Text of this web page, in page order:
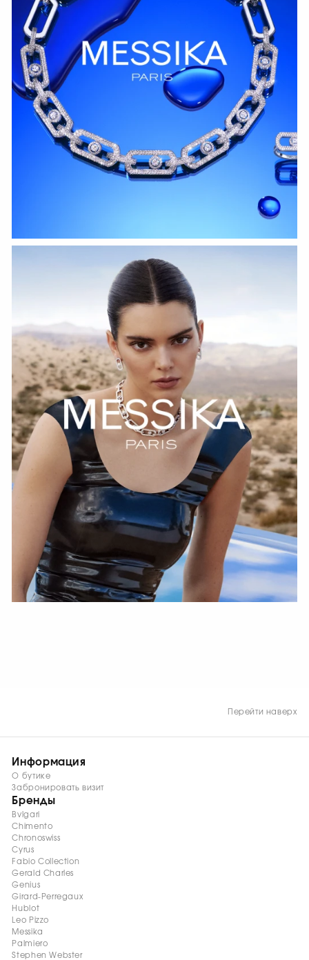
Перейти наверх
Информация
О бутике
Забронировать визит
Бренды
Bvlgari
Chimento
Chronoswiss
Cyrus
Fabio Collection
Gerald Charles
Genius
Girard-Perregaux
Hublot
Leo Pizzo
Messika
Palmiero
Stephen Webster